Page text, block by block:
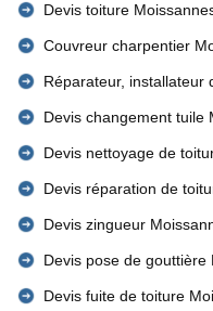
Devis toiture
Couvreur charpentier
Réparateur, installateur
Devis changement tuile
Devis nettoyage de
Devis réparation de
Devis zingueur
Devis pose de gouttière
Devis fuite de toiture